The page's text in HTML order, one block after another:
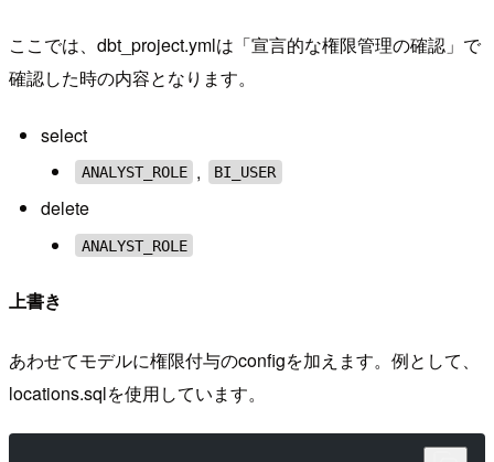
ここでは、dbt_project.ymlは「宣言的な権限管理の確認」で
確認した時の内容となります。
select
ANALYST_ROLE , BI_USER
delete
ANALYST_ROLE
上書き
あわせてモデルに権限付与のconfigを加えます。例として、
locations.sqlを使用しています。